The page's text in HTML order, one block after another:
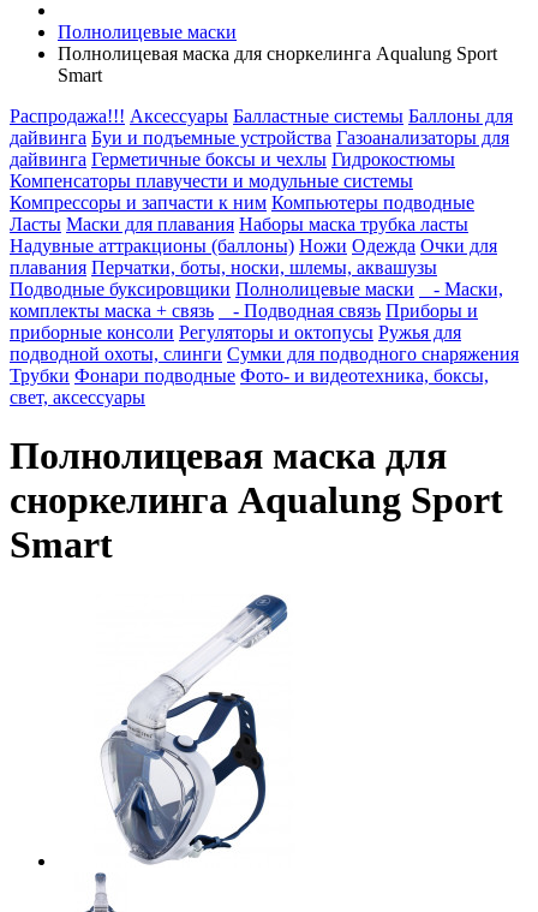
Полнолицевые маски
Полнолицевая маска для сноркелинга Aqualung Sport
Smart
Распродажа!!! Аксессуары Балластные системы Баллоны для
дайвинга Буи и подъемные устройства Газоанализаторы для
дайвинга Герметичные боксы и чехлы Гидрокостюмы
Компенсаторы плавучести и модульные системы
Компрессоры и запчасти к ним Компьютеры подводные
Ласты Маски для плавания Наборы маска трубка ласты
Надувные аттракционы (баллоны) Ножи Одежда Очки для
плавания Перчатки, боты, носки, шлемы, аквашузы
Подводные буксировщики Полнолицевые маски
- Маски,
комплекты маска + связь
- Подводная связь Приборы и
приборные консоли Регуляторы и октопусы Ружья для
подводной охоты, слинги Сумки для подводного снаряжения
Трубки Фонари подводные Фото- и видеотехника, боксы,
свет, аксессуары
Полнолицевая маска для
сноркелинга Aqualung Sport
Smart